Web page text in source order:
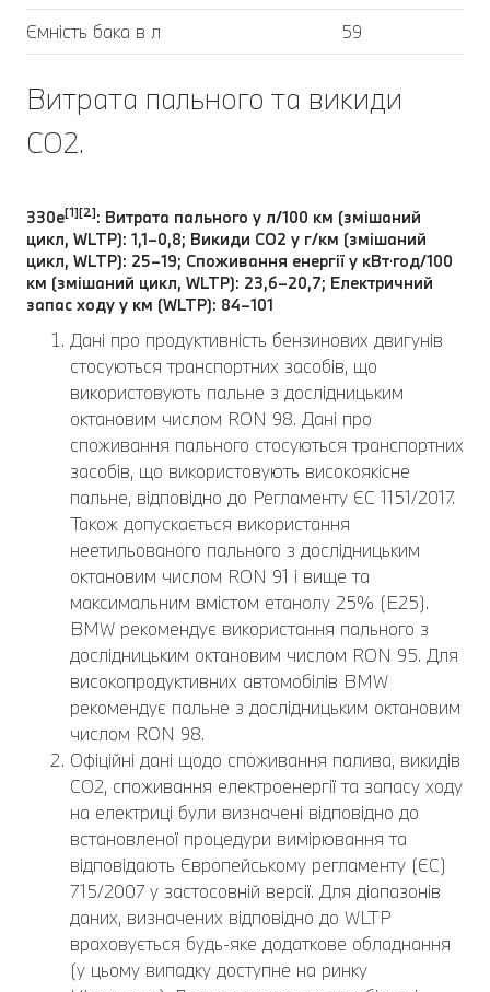
Ємність бака в л 59
Витрата пального та викиди
CO2.
330e[1][2]: Витрата пального у л/100 км (змішаний
цикл, WLTP): 1,1–0,8; Викиди CO2 у г/км (змішаний
цикл, WLTP): 25–19; Споживання енергії у кВт⋅год/100
км (змішаний цикл, WLTP): 23,6–20,7; Електричний
запас ходу у км (WLTP): 84–101
Дані про продуктивність бензинових двигунів
стосуються транспортних засобів, що
використовують пальне з дослідницьким
октановим числом RON 98. Дані про
споживання пального стосуються транспортних
засобів, що використовують високоякісне
пальне, відповідно до Регламенту ЄС 1151/2017.
Також допускається використання
неетильованого пального з дослідницьким
октановим числом RON 91 і вище та
максимальним вмістом етанолу 25% (E25).
BMW рекомендує використання пального з
дослідницьким октановим числом RON 95. Для
високопродуктивних автомобілів BMW
рекомендує пальне з дослідницьким октановим
числом RON 98.
Офіційні дані щодо споживання палива, викидів
CO2, споживання електроенергії та запасу ходу
на електриці були визначені відповідно до
встановленої процедури вимірювання та
відповідають Європейському регламенту (ЄС)
715/2007 у застосовній версії. Для діапазонів
даних, визначених відповідно до WLTP
враховується будь-яке додаткове обладнання
(у цьому випадку доступне на ринку